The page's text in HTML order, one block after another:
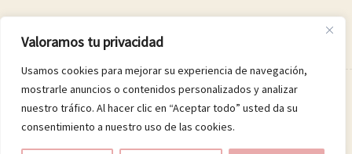
Valoramos tu privacidad
Usamos cookies para mejorar su experiencia de navegación,
mostrarle anuncios o contenidos personalizados y analizar
nuestro tráfico. Al hacer clic en “Aceptar todo” usted da su
consentimiento a nuestro uso de las cookies.
© 2026 Boutique Luna